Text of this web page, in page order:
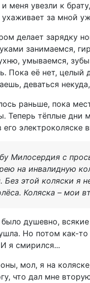
меня увезли к
за мной
делает зарядку
занимаемся,
умываемся,
Пока её нет, целый
деваться
раньше, пока
Теперь тёплые дни
Милосердия с
на инвалидную
. Без этой коляски я
Коляска – мои
душевно,
Но потом как-то
я смирился...
мол, я на
что дал мне